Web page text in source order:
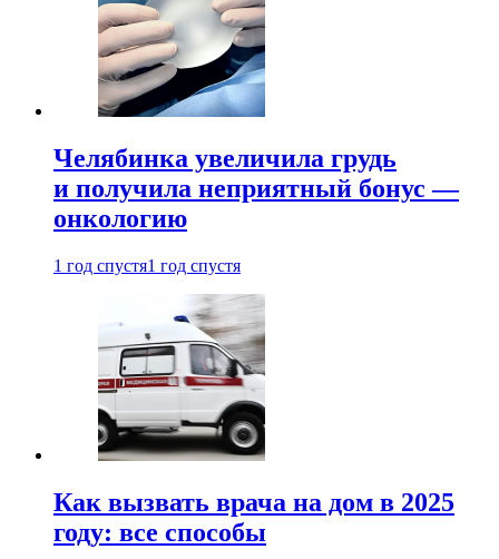
Челябинка увеличила грудь
и получила неприятный бонус —
онкологию
1 год спустя1 год спустя
Как вызвать врача на дом в 2025
году: все способы